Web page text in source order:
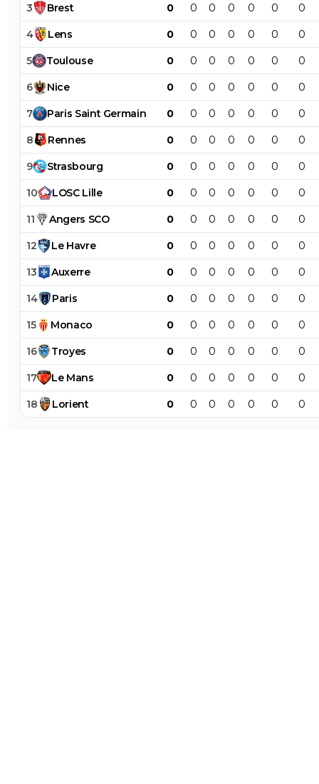
3 Brest 0 0 0 0 0 0 0
4 Lens 0 0 0 0 0 0 0
5 Toulouse 0 0 0 0 0 0 0
6 Nice 0 0 0 0 0 0 0
7 Paris Saint Germain 0 0 0 0 0 0 0
8 Rennes 0 0 0 0 0 0 0
9 Strasbourg 0 0 0 0 0 0 0
10 LOSC Lille 0 0 0 0 0 0 0
11 Angers SCO 0 0 0 0 0 0 0
12 Le Havre 0 0 0 0 0 0 0
13 Auxerre 0 0 0 0 0 0 0
14 Paris 0 0 0 0 0 0 0
15 Monaco 0 0 0 0 0 0 0
16 Troyes 0 0 0 0 0 0 0
17 Le Mans 0 0 0 0 0 0 0
18 Lorient 0 0 0 0 0 0 0